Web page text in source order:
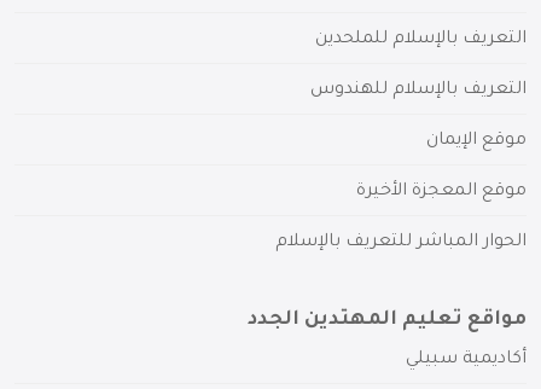
التعريف بالإسلام للملحدين
التعريف بالإسلام للهندوس
موقع الإيمان
موقع المعجزة الأخيرة
الحوار المباشر للتعريف بالإسلام
مواقع تعليم المهتدين الجدد
أكاديمية سبيلي